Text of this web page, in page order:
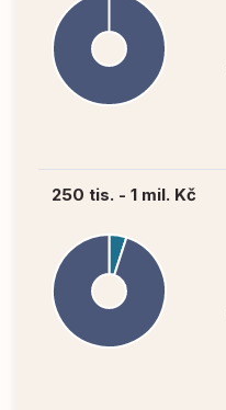
250 tis. - 1 mil. Kč